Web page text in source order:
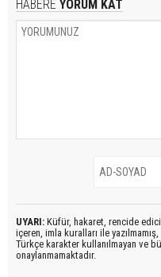
HABERE YORUM KAT
UYARI: Küfür, hakaret, rencide
içeren, imla kuralları ile yazılmamış,
Türkçe karakter kullanılmayan ve
onaylanmamaktadır.